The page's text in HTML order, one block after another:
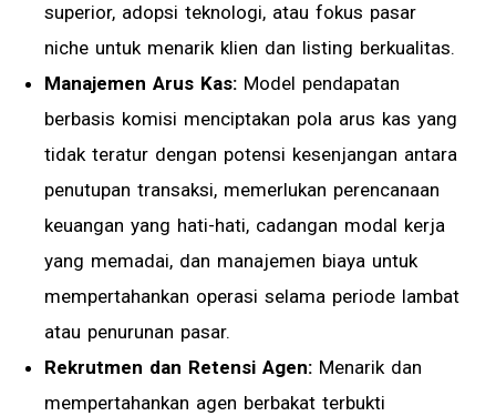
superior, adopsi teknologi, atau fokus pasar
niche untuk menarik klien dan listing berkualitas.
Manajemen Arus Kas: Model pendapatan
berbasis komisi menciptakan pola arus kas yang
tidak teratur dengan potensi kesenjangan antara
penutupan transaksi, memerlukan perencanaan
keuangan yang hati-hati, cadangan modal kerja
yang memadai, dan manajemen biaya untuk
mempertahankan operasi selama periode lambat
atau penurunan pasar.
Rekrutmen dan Retensi Agen: Menarik dan
mempertahankan agen berbakat terbukti